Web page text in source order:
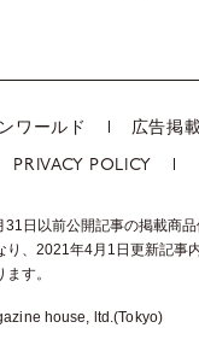
ワールド 広告掲
PRIVACY POLICY
日以前公開記事の掲載商
り、2021年4月1日更新記事
す。
house, ltd.(Tokyo)